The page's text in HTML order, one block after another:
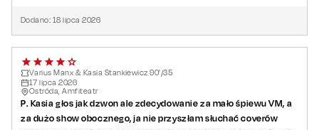
Dodano: 18 lipca 2026
Varius Manx & Kasia Stankiewicz 90'/35
17 lipca 2026
Ostróda, Amfiteatr
P. Kasia głos jak dzwon ale zdecydowanie za mało śpiewu VM, a
za dużo show obocznego, ja nie przyszłam słuchać coverów